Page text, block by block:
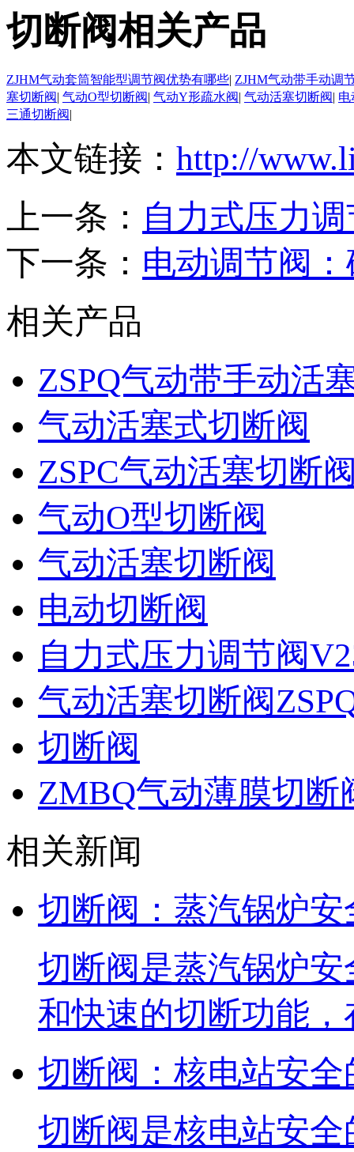
切断阀相关产品
ZJHM气动套筒智能型调节阀优势有哪些| ZJHM气动带手动调
塞切断阀| 气动O型切断阀| 气动Y形疏水阀| 气动活塞切断阀| 电
三通切断阀|
本文链接： http://
上一条： 自力式压力
下一条： 电动调节阀
相关产品
ZSPQ气动带手动活
气动活塞式切断阀
ZSPC气动活塞切断
气动O型切断阀
气动活塞切断阀
电动切断阀
自力式压力调节阀
气动活塞切断阀
切断阀
ZMBQ气动薄膜切断
相关新闻
切断阀：蒸汽锅炉
切断阀是蒸汽锅炉
和快速的切断功能
切断阀：核电站安
切断阀是核电站安